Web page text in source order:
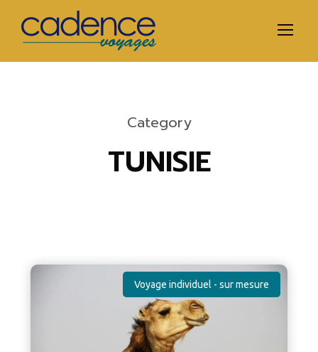
Category
TUNISIE
Voyage individuel - sur mesure